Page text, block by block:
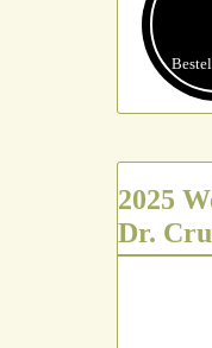
2025
Dr.